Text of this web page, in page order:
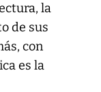
la
de sus
con
es la